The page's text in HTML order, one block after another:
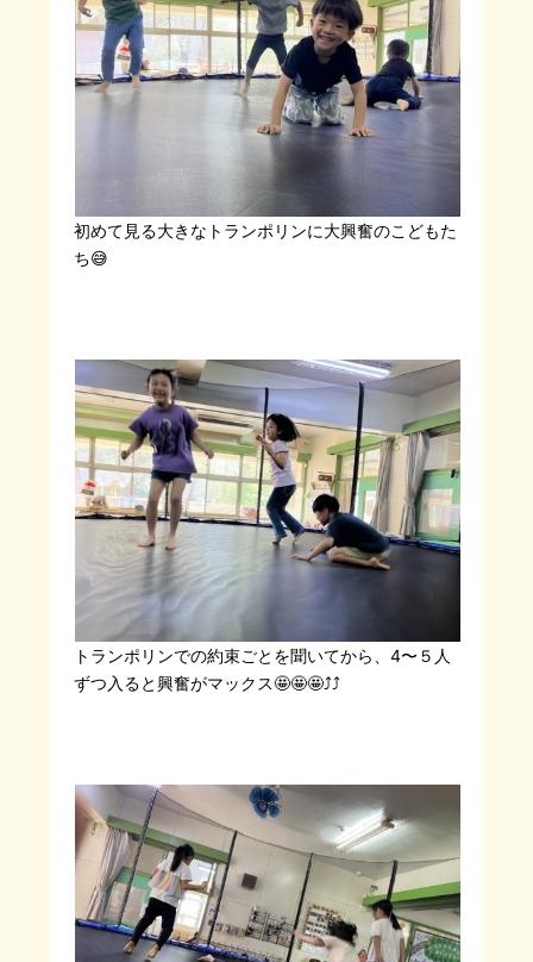
初めて見る大きなトランポリンに大興奮のこどもた
ち😅
トランポリンでの約束ごとを聞いてから、4〜５人
ずつ入ると興奮がマックス🤩🤩🤩⤴︎⤴︎